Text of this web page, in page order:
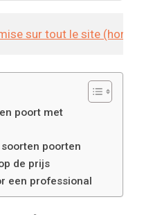
sur tout le site (hors
poort met
poorten
de prijs
een professional